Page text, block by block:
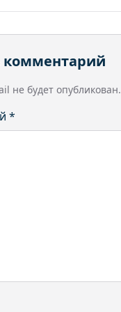
комментарий
не будет опубликован.
*